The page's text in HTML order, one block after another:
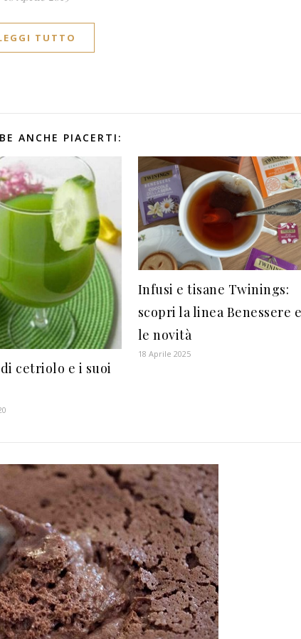
TUTTO
ANCHE PIACERTI:
cetriolo e i suoi
Infusi e tisane Twinings:
scopri la linea Benessere e
le novità
18 Aprile 2025